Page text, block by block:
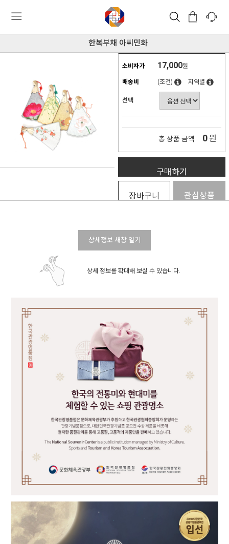
한복부채 아씨민화
소비자가 17,000원
배송비 (조건) 지역별
선택
총 상품 금액 0 원
구매하기
장바구니 관심상품
상세정보 새창 열기
상세 정보를 확대해 보실 수 있습니다.